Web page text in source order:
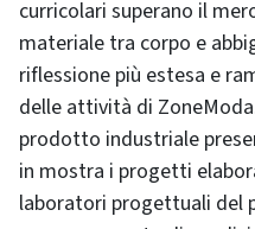
curricolari superano il
materiale tra corpo e
riflessione più estesa e
delle attività di
prodotto industriale
in mostra i progetti
laboratori progettuali del